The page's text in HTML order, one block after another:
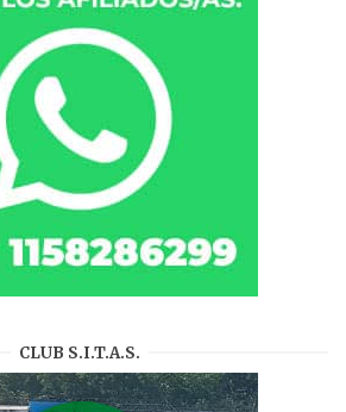
CLUB S.I.T.A.S.